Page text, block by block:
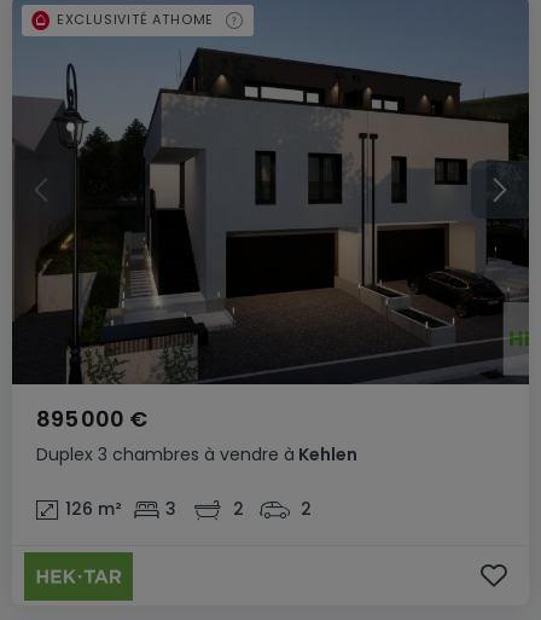
Duplex 3 chambres à vendre à Kehlen
895 000 €
126 m² 3 2 2
EXCLUSIVITÉ ATHOME